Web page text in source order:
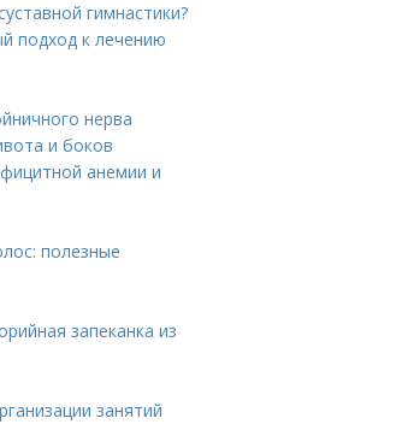
гимнастики?
подход к лечению
нерва
и боков
анемии и
полезные
запеканка из
занятий